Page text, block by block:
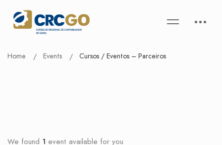
Home Events Cursos / Eventos – Parceiros
We found 1 event available for you